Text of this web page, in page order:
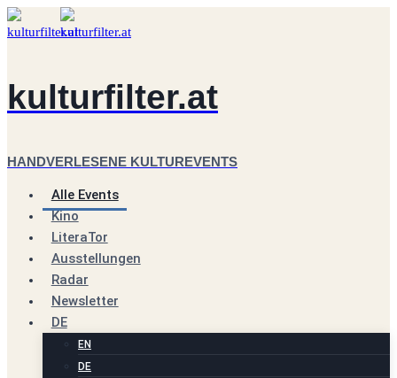
Zum
Inhalt
kulturfilter.at
HANDVERLESENE KULTUREVENTS
Alle Events
Kino
LiteraTor
Ausstellungen
Radar
Newsletter
DE
EN
DE